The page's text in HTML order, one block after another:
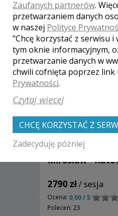
Portfolio i kontaktu.
Zobacz
Mirosław -
2790 zł/ sesja
Ocena: 0,00 / 5
Poleceń: 23
Zaufanych partnerów.
przetwarzaniem danych
w naszej Polityce
"Chcę korzystać z serwisu
tym oknie informacyjnym,
przetwarzanie danych w
chwili cofnięta poprzez link
Prywatności.
Czytaj więcej
CHCĘ KORZYSTAĆ Z
Zadecyduję później